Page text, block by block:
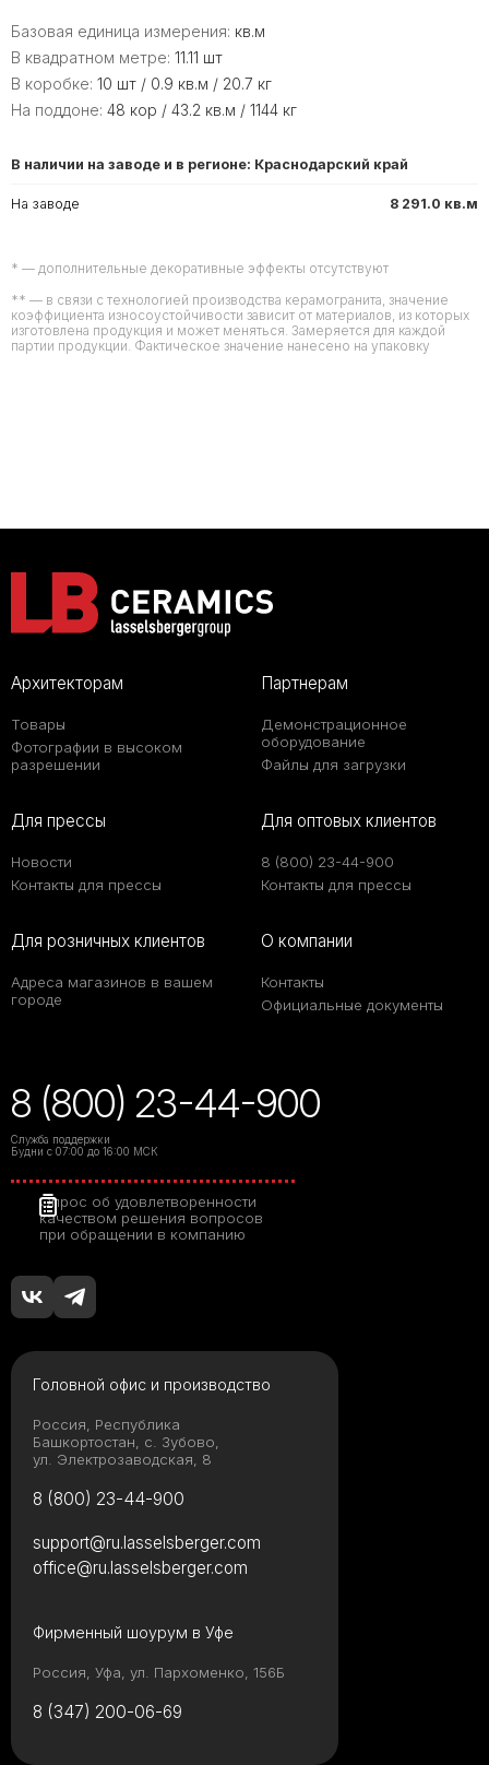
Базовая единица измерения: кв.м
В квадратном метре: 11.11 шт
В коробке: 10 шт / 0.9 кв.м / 20.7 кг
На поддоне: 48 кор / 43.2 кв.м / 1144 кг
В наличии на заводе и в регионе: Краснодарский край
На заводе 8 291.0 кв.м
* — дополнительные декоративные эффекты отсутствуют
** — в связи с технологией производства керамогранита, значение
коэффициента износоустойчивости зависит от материалов, из которых
изготовлена продукция и может меняться. Замеряется для каждой
партии продукции. Фактическое значение нанесено на упаковку
Архитекторам
Товары
Фотографии в высоком
разрешении
Партнерам
Демонстрационное
оборудование
Файлы для загрузки
Для прессы
Новости
Контакты для прессы
Для оптовых клиентов
8 (800) 23-44-900
Контакты для прессы
Для розничных клиентов
Адреса магазинов в вашем
городе
О компании
Контакты
Официальные документы
8 (800) 23-44-900
Служба поддержки
Будни с 07:00 до 16:00 МСК
Опрос об удовлетворенности
качеством решения вопросов
при обращении в компанию
Головной офис и производство
Россия, Республика
Башкортостан, с. Зубово,
ул. Электрозаводская, 8
8 (800) 23-44-900
Фирменный шоурум в Уфе
Россия, Уфа, ул. Пархоменко, 156Б
8 (347) 200-06-69
support@ru.lasselsberger.com
office@ru.lasselsberger.com